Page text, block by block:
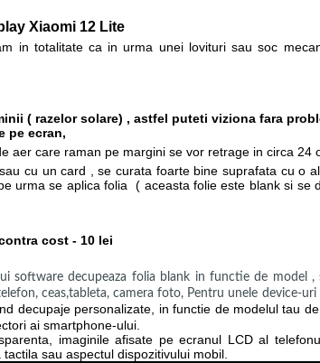
Xiaomi 12 Lite
in totalitate ca in urma unei lovituri sau soc
( razelor solare) , astfel puteti viziona fara
pe ecran,
aer care raman pe margini se vor retrage in circa 24
cu un card , se curata foarte bine suprafata cu o
urma se aplica folia ( aceasta folie este blank si se
cost - 10 lei
software decupeaza folia blank in functie de model ,
ceas,tableta, camera foto, Pentru unele device-
decupaje personalizate, in functie de modelul tau
ai smartphone-ului.
imaginile afisate pe ecranul LCD al
sau aspectul dispozitivului mobil.